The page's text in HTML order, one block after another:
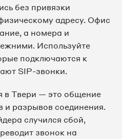
без привязки
адресу. Офис
а номера и
Используйте
подключаются к
SIP-звонки.
в Твери — это общение
и разрывов соединения.
случился сбой,
звонок на